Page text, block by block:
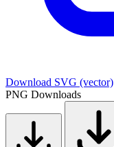
Download SVG (vector)
PNG Downloads